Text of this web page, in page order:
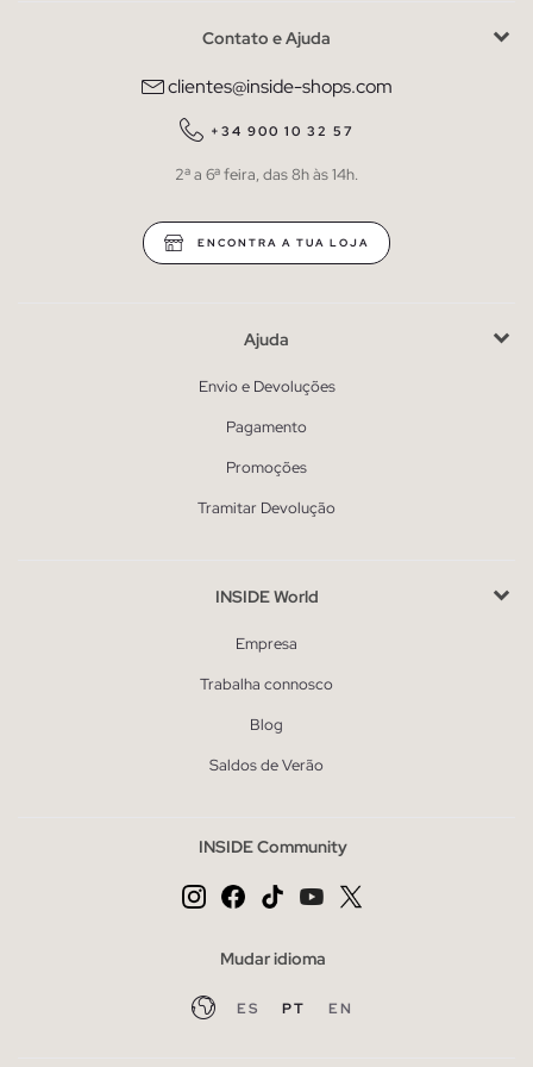
Contato e Ajuda
clientes@inside-shops.com
+34 900 10 32 57
2ª a 6ª feira, das 8h às 14h.
ENCONTRA A TUA LOJA
Ajuda
Envio e Devoluções
Pagamento
Promoções
Tramitar Devolução
INSIDE World
Empresa
Trabalha connosco
Blog
Saldos de Verão
INSIDE Community
Mudar idioma
ES PT EN